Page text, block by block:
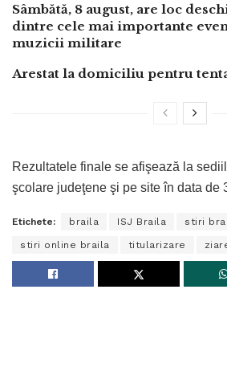
Sâmbătă, 8 august, are loc
dintre cele mai importante
muzicii militare
Arestat la domiciliu pentru
Rezultatele finale se afişează la
şcolare judeţene şi pe site în data de
Etichete: braila ISJ Braila stiri
stiri online braila titularizare